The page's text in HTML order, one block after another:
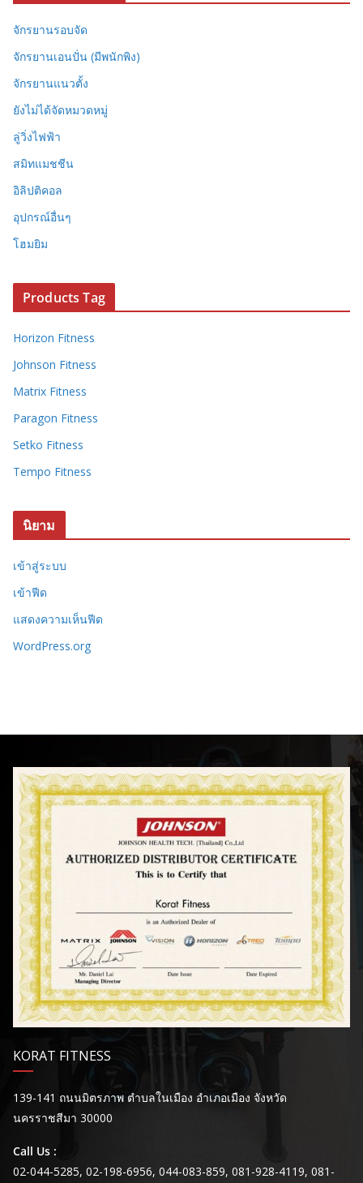
จักรยานรอบจัด
จักรยานเอนปั่น (มีพนักพิง)
จักรยานแนวตั้ง
ยังไม่ได้จัดหมวดหมู่
ลู่วิ่งไฟฟ้า
สมิทแมชชีน
อิลิปติคอล
อุปกรณ์อื่นๆ
โฮมยิม
Products Tag
Horizon Fitness
Johnson Fitness
Matrix Fitness
Paragon Fitness
Setko Fitness
Tempo Fitness
นิยาม
เข้าสู่ระบบ
เข้าฟีด
แสดงความเห็นฟีด
WordPress.org
KORAT FITNESS
139-141 ถนนมิตรภาพ ตำบลในเมือง อำเภอเมือง จังหวัด
นครราชสีมา 30000
Call Us :
02-044-5285, 02-198-6956, 044-083-859, 081-928-4119, 081-